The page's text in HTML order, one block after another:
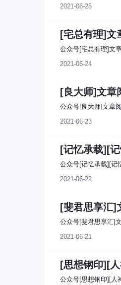
2021-06-25
[宅总有理]文
公众号[宅总有理]文
2021-06-24
[良大师]文章
公众号[良大师]文章
2021-06-23
[记忆承载][
公众号[记忆承载][记
2021-06-22
[斐君思享汇]
公众号[斐君思享汇]
2021-06-21
[思想钢印][
公众号[思想钢印][人